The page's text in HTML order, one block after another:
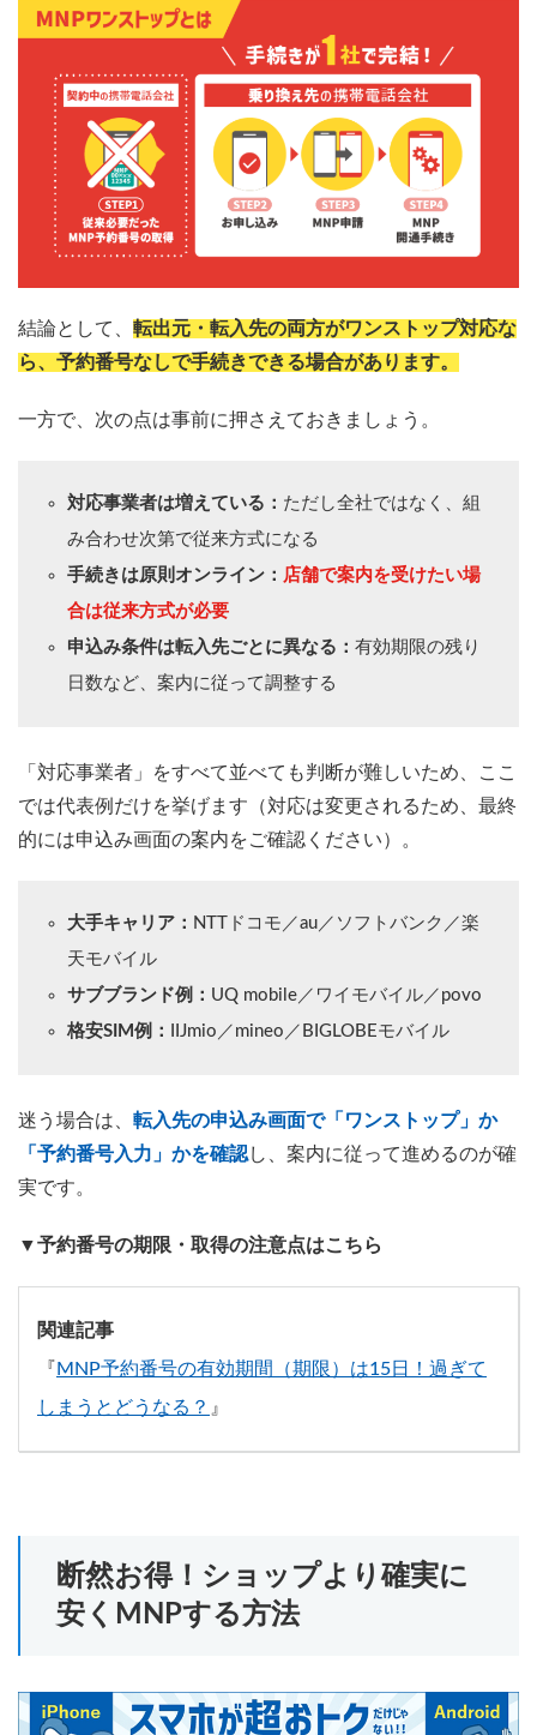
結論として、 転出元・転入先の両方がワンストップ対応な
ら、予約番号なしで手続きできる場合があります。
一方で、次の点は事前に押さえておきましょう。
対応事業者は増えている： ただし全社ではなく、組
み合わせ次第で従来方式になる
手続きは原則オンライン： 店舗で案内を受けたい場
合は従来方式が必要
申込み条件は転入先ごとに異なる： 有効期限の残り
日数など、案内に従って調整する
「対応事業者」をすべて並べても判断が難しいため、ここ
では代表例だけを挙げます（対応は変更されるため、最終
的には申込み画面の案内をご確認ください）。
大手キャリア： NTTドコモ／au／ソフトバンク／楽
天モバイル
サブブランド例： UQ mobile／ワイモバイル／povo
格安SIM例：
IIJmio／mineo／BIGLOBEモバイル
迷う場合は、 転入先の申込み画面で「ワンストップ」か
「予約番号入力」かを確認し、案内に従って進めるのが確
実です。
▼予約番号の期限・取得の注意点はこちら
関連記事
『 MNP予約番号の有効期間（期限）は15日！過ぎて
しまうとどうなる？ 』
断然お得！ショップより確実に
安くMNPする方法